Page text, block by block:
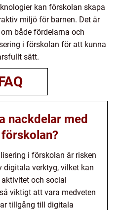
kan förskolan skapa
miljö för barnen. Det är
både fördelarna och
i förskolan för att kunna
sätt.
nackdelar med
i förskolan är risken
digitala verktyg, vilket kan
och social
viktigt att vara medveten
tillgång till digitala